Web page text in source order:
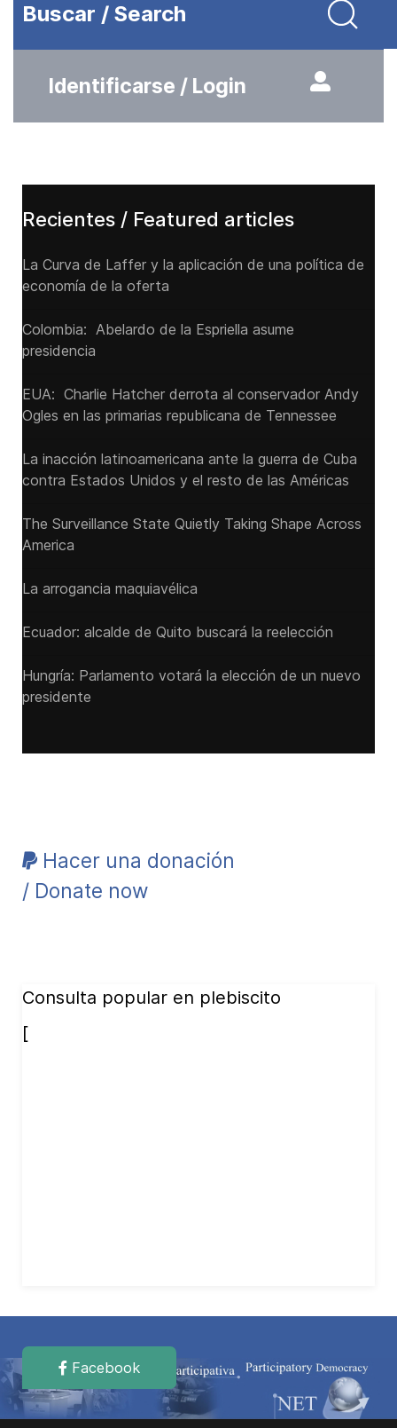
Buscar / Search
Identificarse / Login
Recientes / Featured articles
La Curva de Laffer y la aplicación de una política de
economía de la oferta
Colombia: Abelardo de la Espriella asume
presidencia
EUA: Charlie Hatcher derrota al conservador Andy
Ogles en las primarias republicana de Tennessee
La inacción latinoamericana ante la guerra de Cuba
contra Estados Unidos y el resto de las Américas
The Surveillance State Quietly Taking Shape Across
America
La arrogancia maquiavélica
Ecuador: alcalde de Quito buscará la reelección
Hungría: Parlamento votará la elección de un nuevo
presidente
Hacer una donación
/ Donate now
Consulta popular en plebiscito
[
Facebook